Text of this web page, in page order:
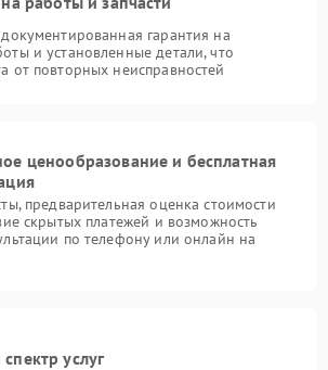
гарантия на
и установленные детали, что
от повторных неисправностей
ценообразование и бесплатная
предварительная оценка стоимости
скрытых платежей и возможность
по телефону или онлайн на
услуг